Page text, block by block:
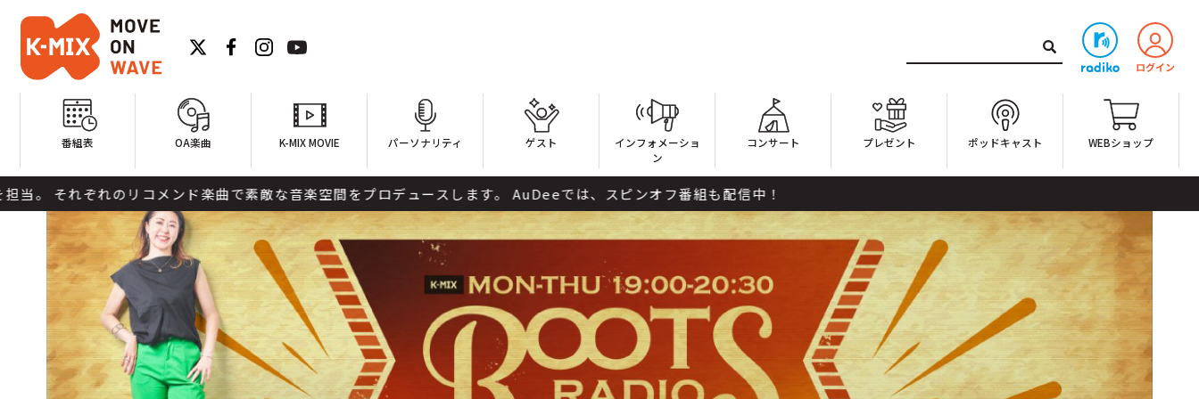
番組表 OA楽曲 K-MIX MOVIE パーソナリティ ゲスト
インフォメーショ
ン
コンサート プレゼント ポッドキャスト WEBショップ
コメンド楽曲で素敵な音楽空間をプロデュースします。 AuDeeでは、スピンオフ番組も配信中！